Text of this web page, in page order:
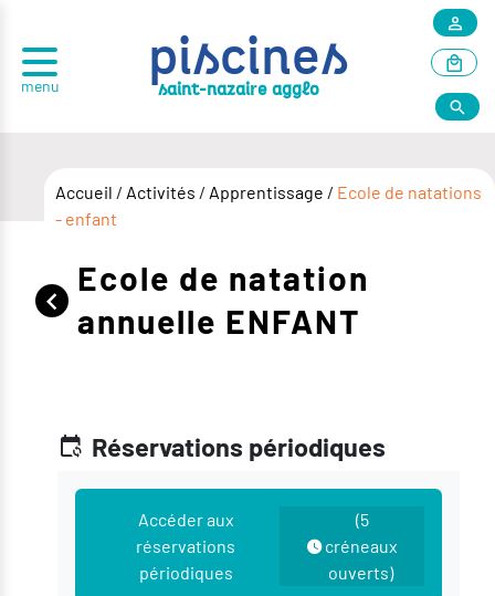
menu
piscines
saint-nazaire agglo
Accueil / Activités / Apprentissage / Ecole de natations
- enfant
Ecole de natation
annuelle ENFANT
Réservations périodiques
Accéder aux
réservations
périodiques
(5
créneaux
ouverts)